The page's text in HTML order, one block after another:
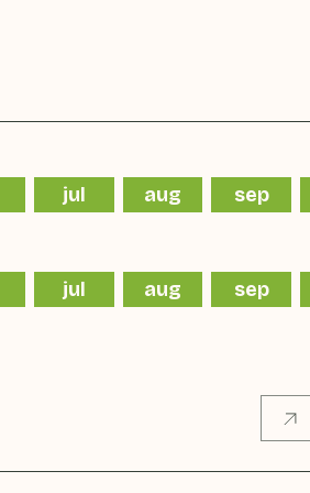
jul aug sep
jul aug sep